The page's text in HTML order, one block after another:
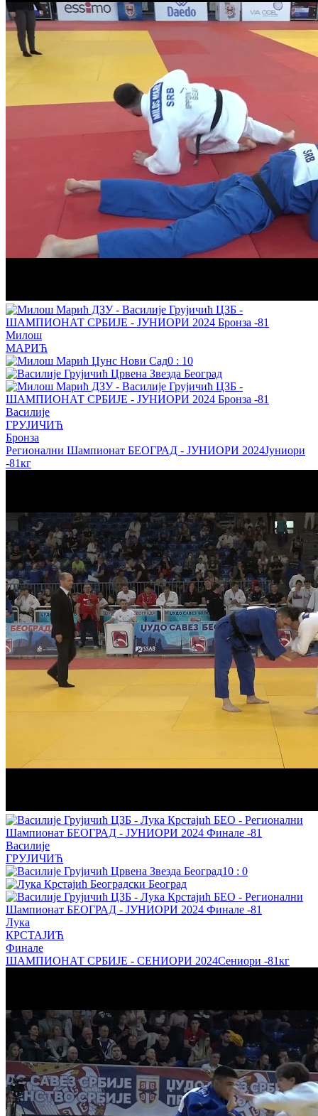
Милош
МАРИЋ
0 : 10
Василије
ГРУЈИЧИЋ
Бронза
Регионални Шампионат БЕОГРАД - ЈУНИОРИ 2024Јуниори
-81кг
Василије
ГРУЈИЧИЋ
10 : 0
Лука
КРСТАЈИЋ
Финале
ШАМПИОНАТ СРБИЈЕ - СЕНИОРИ 2024Сениори -81кг